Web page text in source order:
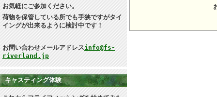
お気軽にご参加ください。
荷物を保管している所でも手狭ですがタイ
イングが出来るように検討中です！
お問い合わせメールアドレスinfo@fs-
riverland.jp
キャスティング体験